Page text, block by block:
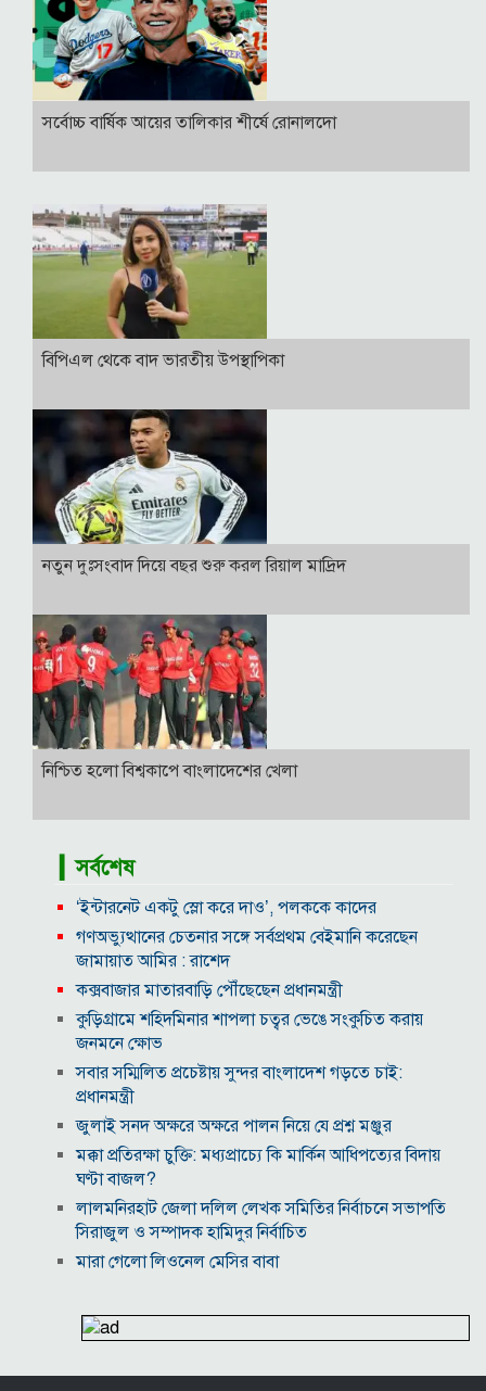
সর্বোচ্চ বার্ষিক আয়ের তালিকার শীর্ষে রোনালদো
বিপিএল থেকে বাদ ভারতীয় উপস্থাপিকা
নতুন দুঃসংবাদ দিয়ে বছর শুরু করল রিয়াল মাদ্রিদ
নিশ্চিত হলো বিশ্বকাপে বাংলাদেশের খেলা
▎সর্বশেষ
‘ইন্টারনেট একটু স্লো করে দাও’, পলককে কাদের
গণঅভ্যুত্থানের চেতনার সঙ্গে সর্বপ্রথম বেইমানি করেছেন
জামায়াত আমির : রাশেদ
কক্সবাজার মাতারবাড়ি পৌঁছেছেন প্রধানমন্ত্রী
কুড়িগ্রামে শহিদমিনার শাপলা চত্বর ভেঙে সংকুচিত করায়
জনমনে ক্ষোভ
সবার সম্মিলিত প্রচেষ্টায় সুন্দর বাংলাদেশ গড়তে চাই:
প্রধানমন্ত্রী
জুলাই সনদ অক্ষরে অক্ষরে পালন নিয়ে যে প্রশ্ন মঞ্জুর
মক্কা প্রতিরক্ষা চুক্তি: মধ্যপ্রাচ্যে কি মার্কিন আধিপত্যের বিদায়
ঘণ্টা বাজল?
‎লালমনিরহাট জেলা দলিল লেখক সমিতির নির্বাচনে সভাপতি
সিরাজুল ও সম্পাদক হামিদুর নির্বাচিত
মারা গেলো লিওনেল মেসির বাবা
আবাসিক এলাকায় ৯ ঘণ্টা হর্ন নিষিদ্ধ করে গণবিজ্ঞপ্তি
মালয়েশিয়াকে গুঁড়িয়ে দিয়ে দাপুটে জয় পেল বাংলাদেশ